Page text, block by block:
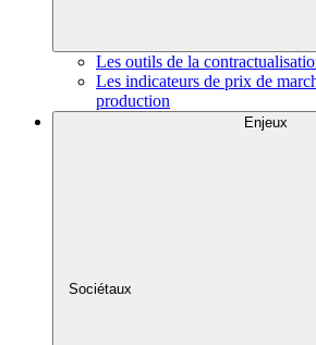
Les outils de la
Les indicateurs de prix de
production
Enjeux
Sociétaux